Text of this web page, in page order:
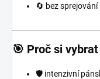
🔄 bez
🎯 Proč si
🛡️ intenzivní